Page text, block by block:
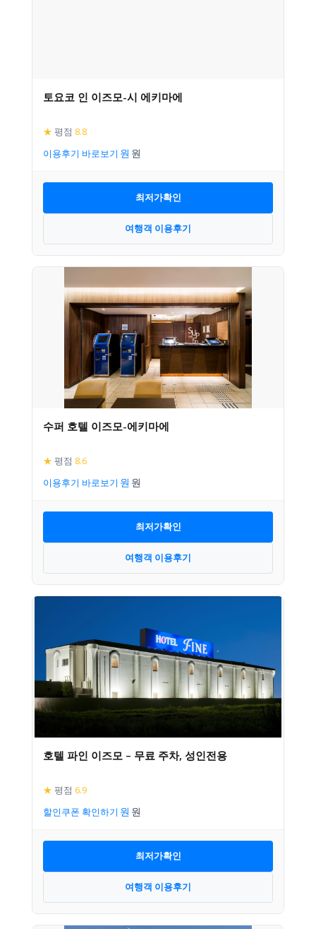
토요코 인 이즈모-시 에키마에
★ 평점 8.8
이용후기 바로보기
최저가확인
여행객 이용후기
수퍼 호텔 이즈모-에키마에
★ 평점 8.6
이용후기 바로보기
최저가확인
여행객 이용후기
호텔 파인 이즈모 – 무료 주차, 성인전용
★ 평점 6.9
할인쿠폰 확인하기
최저가확인
여행객 이용후기